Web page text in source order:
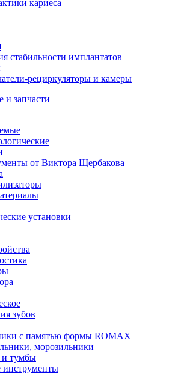
кариеса
стабильности имплантатов
рециркуляторы и камеры
запчасти
от Виктора Щербакова
установки
зубов
с памятью формы ROMAX
морозильники
тумбы
инструменты